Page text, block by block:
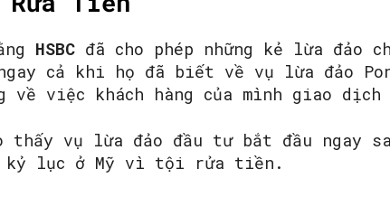
HSBC đã cho phép những kẻ lừa đảo
cả khi họ đã biết về vụ lừa đảo
về việc khách hàng của mình giao
thấy vụ lừa đảo đầu tư bắt đầu ngay
kỷ lục ở Mỹ vì tội rửa tiền.